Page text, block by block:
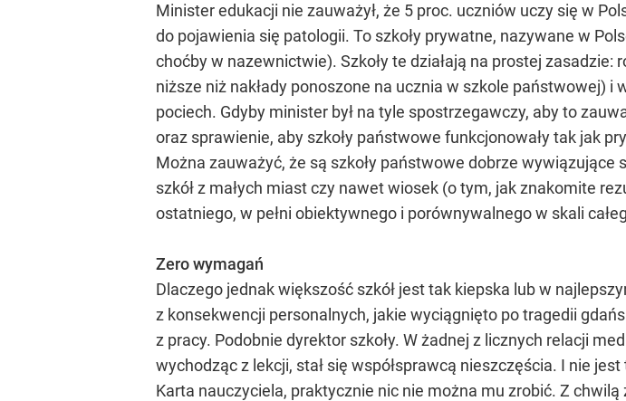
Minister edukacji nie zauważył, że 5 proc. uczniów uczy się w
do pojawienia się patologii. To szkoły prywatne, nazywane w
choćby w nazewnictwie). Szkoły te działają na prostej
niższe niż nakłady ponoszone na ucznia w szkole państwowej)
pociech. Gdyby minister był na tyle spostrzegawczy, aby to
oraz sprawienie, aby szkoły państwowe funkcjonowały tak jak
Można zauważyć, że są szkoły państwowe dobrze
szkół z małych miast czy nawet wiosek (o tym, jak znakomite
ostatniego, w pełni obiektywnego i porównywalnego w skali
Zero wymagań
Dlaczego jednak większość szkół jest tak kiepska lub w
z konsekwencji personalnych, jakie wyciągnięto po tragedii
z pracy. Podobnie dyrektor szkoły. W żadnej z licznych relacji
wychodząc z lekcji, stał się współsprawcą nieszczęścia. I nie
Karta nauczyciela, praktycznie nic nie można mu zrobić. Z